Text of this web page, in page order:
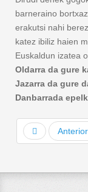
barneraino
erakutsi nahi
katez ibiliz haien
Euskaldun izatea
Oldarra da gure
Jazarra da gure
Danbarrada
Anterior